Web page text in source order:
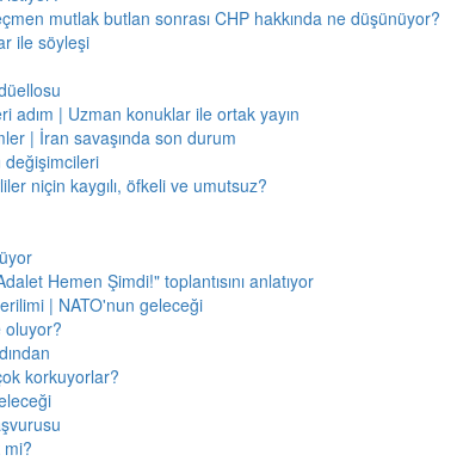
mutlak butlan sonrası CHP hakkında ne düşünüyor?
ile söyleşi
adım | Uzman konuklar ile ortak yayın
| İran savaşında son durum
değişimcileri
niçin kaygılı, öfkeli ve umutsuz?
Hemen Şimdi!" toplantısını anlatıyor
| NATO'nun geleceği
oluyor?
korkuyorlar?